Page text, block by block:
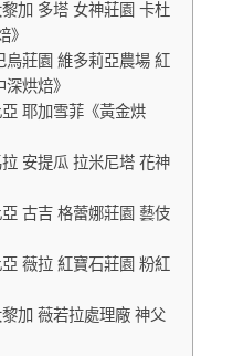
加 多塔 女神莊園 卡杜
》
莊園 維多莉亞農場 紅
烘焙》
耶加雪菲《黃金烘
安提瓜 拉米尼塔 花神
古吉 格蕾娜莊園 藝伎
薇拉 紅寶石莊園 粉紅
加 薇若拉處理廠 神父